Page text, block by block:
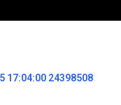
17:04:00 24398508